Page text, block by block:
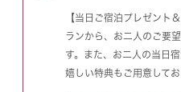
【当日ご宿泊プレゼント
ランから、お二人のご要
す。また、お二人の当日
嬉しい特典もご用意して